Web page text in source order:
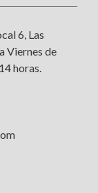
6, Las
Viernes de
horas.